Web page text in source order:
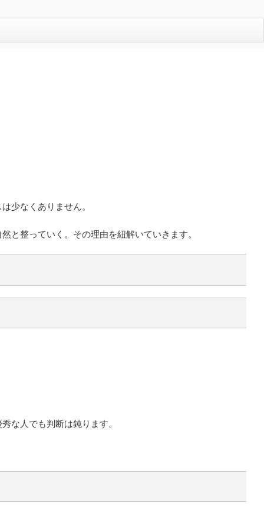
少なくありません。
と整っていく。その理由を紐解いていきます。
な人でも判断は鈍ります。